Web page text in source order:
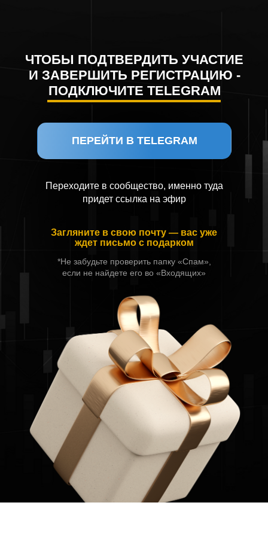
ПЕРЕЙТИ В TELEGRAM
ЧТОБЫ ПОДТВЕРДИТЬ УЧАСТИЕ
И ЗАВЕРШИТЬ РЕГИСТРАЦИЮ -
ПОДКЛЮЧИТЕ TELEGRAM
Переходите в сообщество, именно туда
придет ссылка на эфир
Загляните в свою почту — вас уже
ждет письмо с подарком
*Не забудьте проверить папку «Спам»,
если не найдете его во «Входящих»